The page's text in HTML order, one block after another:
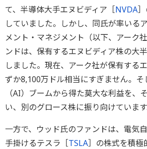
て、半導体大手エヌビディア［NVDA
していました。しかし、同氏が率いる
メント・マネジメント（以下、アーク
ンドは、保有するエヌビディア株の大
しました。現在、アーク社が保有する
ずか8,100万ドル相当にすぎません。そ
（AI）ブームから得た莫大な利益を、
い、別のグロース株に振り向けています
一方で、ウッド氏のファンドは、電気
手掛けるテスラ［TSLA］の株式を積極